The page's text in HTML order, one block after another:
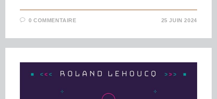
0 COMMENTAIRE 25 JUIN 2024